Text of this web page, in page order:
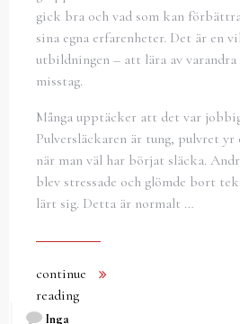
gick bra och vad som kan
sina egna erfarenheter. Det är en
utbildningen – att lära av varandra
misstag.
Många upptäcker att det var
Pulversläckaren är tung, pulvret
när man väl har börjat släcka.
blev stressade och glömde bort
lärt sig. Detta är normalt …
continue
reading
Inga